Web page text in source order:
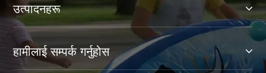
उत्पादनहरू
हामीलाई सम्पर्क गर्नुहोस